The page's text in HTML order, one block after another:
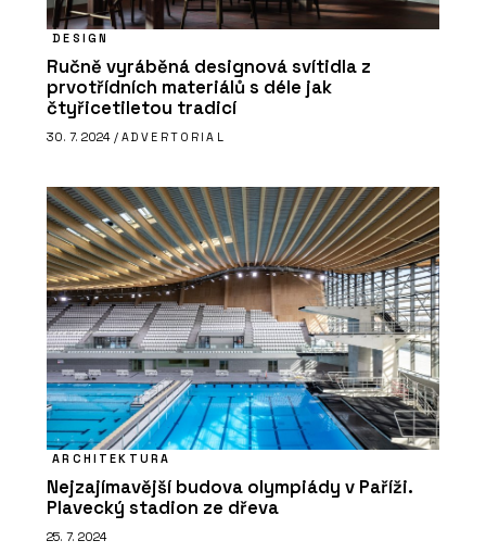
DESIGN
Ručně vyráběná designová svítidla z
prvotřídních materiálů s déle jak
čtyřicetiletou tradicí
30. 7. 2024 / ADVERTORIAL
ARCHITEKTURA
Nejzajímavější budova olympiády v Paříži.
Plavecký stadion ze dřeva
25. 7. 2024